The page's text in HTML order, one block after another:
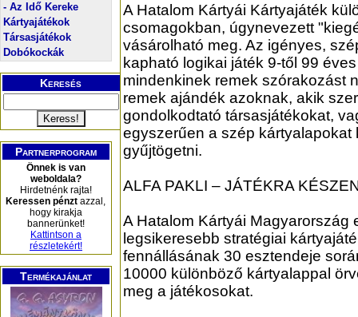
- Az Idő Kereke
Kártyajátékok
Társasjátékok
Dobókockák
Keresés
Partnerprogram
Önnek is van
weboldala?
Hirdetnénk rajta!
Keressen pénzt azzal,
hogy kirakja
bannerünket!
Kattintson a
részletekért!
Termékajánlat
A Hatalom Kártyái Kártyajáték
csomagokban, úgynevezett
vásárolható meg. Az igényes,
kapható logikai játék 9-től 99
mindenkinek remek szórakozást
remek ajándék azoknak, akik
gondolkodtató társasjátékokat,
egyszerűen a szép kártyalapokat
gyűjtögetni.
ALFA PAKLI – JÁTÉKRA
A Hatalom Kártyái Magyarország
legsikeresebb stratégiai
fennállásának 30 esztendeje
10000 különböző kártyalappal
meg a játékosokat.